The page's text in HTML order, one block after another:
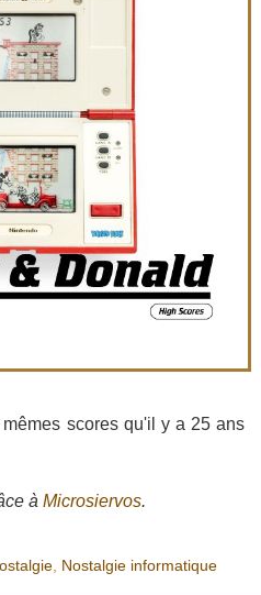
scores qu'il y a 25 ans
à Microsiervos.
, Nostalgie informatique